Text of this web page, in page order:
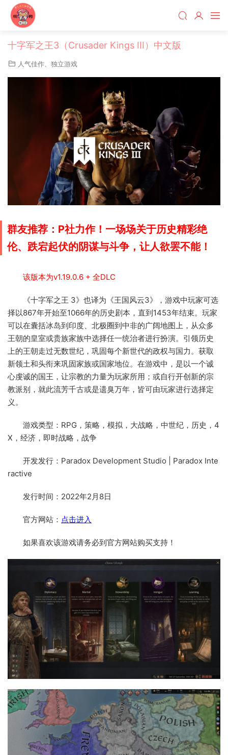
十字军之王3（Crusader Kings III）中文版
人气佳作 独立游戏
群友推荐：P社力作！一场场关于历史精彩绝
伦、跌宕起伏的阴谋与斗争，让人欲罢不能！
该版本为v1.19.0.6 + 全DLC
《十字军之王 3》也译为《王国风云3》，游戏中玩家可选
择以867年开始至1066年的历史剧本，直到1453年结束。玩家
可以在囊括冰岛到印度、北极圈到中非的广阔地图上，从众多
王朝的皇室或贵族家族中选择任一统治者进行扮演。引领历史
上的王朝走过无数世纪，巩固每个新世代的政权与国力。获取
新领土和头衔来巩固家族或国家地位。在游戏中，是以一个诚
心虔诚的国王，让宗教的力量为玩家所用；或自行开创新的宗
教派别，就此流芳千古或是遗臭万年，皆可由玩家进行选择定
义。
游戏类型：RPG，策略，模拟，大战略，中世纪，历史，4
X，经济，即时战略，战争
开发发行：Paradox Development Studio | Paradox Inte
ractive
发行时间：2022年2月8日
官方网站： 点击进入
如果喜欢该游戏请务必到官方网站购买支持！